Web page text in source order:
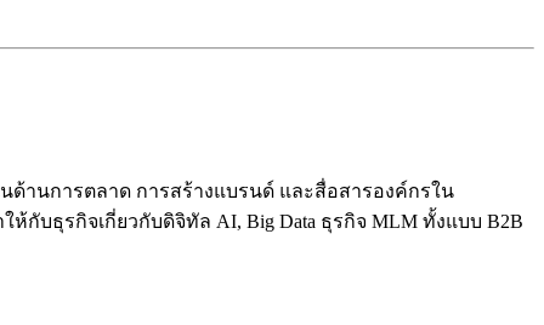
ด้านการตลาด การสร้างแบรนด์ และสื่อสารองค์กรใน
กับธุรกิจเกี่ยวกับดิจิทัล AI, Big Data ธุรกิจ MLM ทั้งแบบ B2B